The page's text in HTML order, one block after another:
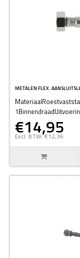
METALEN FLEX.
€14,95
Excl. BTW: €12,36